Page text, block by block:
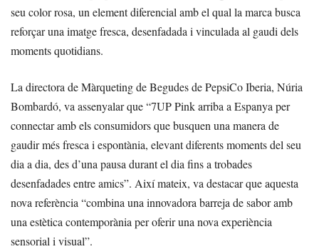
seu color rosa, un element diferencial amb el qual la marca busca
reforçar una imatge fresca, desenfadada i vinculada al gaudi dels
moments quotidians.
La directora de Màrqueting de Begudes de PepsiCo Iberia, Núria
Bombardó, va assenyalar que “7UP Pink arriba a Espanya per
connectar amb els consumidors que busquen una manera de
gaudir més fresca i espontània, elevant diferents moments del seu
dia a dia, des d’una pausa durant el dia fins a trobades
desenfadades entre amics”. Així mateix, va destacar que aquesta
nova referència “combina una innovadora barreja de sabor amb
una estètica contemporània per oferir una nova experiència
sensorial i visual”.